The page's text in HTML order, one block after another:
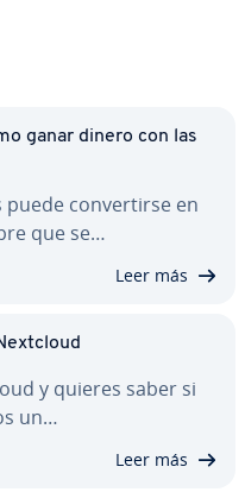
ganar dinero con las
co­n­ve­r­ti­r­se en
que se…
Leer más
y quieres saber si
un…
Leer más